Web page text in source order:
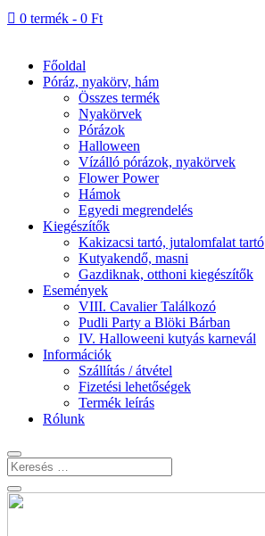
 0 termék - 0 Ft
Főoldal
Póráz, nyakörv, hám
Összes termék
Nyakörvek
Pórázok
Halloween
Vízálló pórázok, nyakörvek
Flower Power
Hámok
Egyedi megrendelés
Kiegészítők
Kakizacsi tartó, jutalomfalat tartó
Kutyakendő, masni
Gazdiknak, otthoni kiegészítők
Események
VIII. Cavalier Találkozó
Pudli Party a Blöki Bárban
IV. Halloweeni kutyás karnevál
Információk
Szállítás / átvétel
Fizetési lehetőségek
Termék leírás
Rólunk